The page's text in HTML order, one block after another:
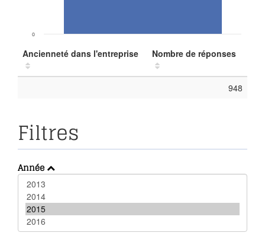
0
Ancienneté dans l'entreprise Nombre de réponses
948
Filtres
Année